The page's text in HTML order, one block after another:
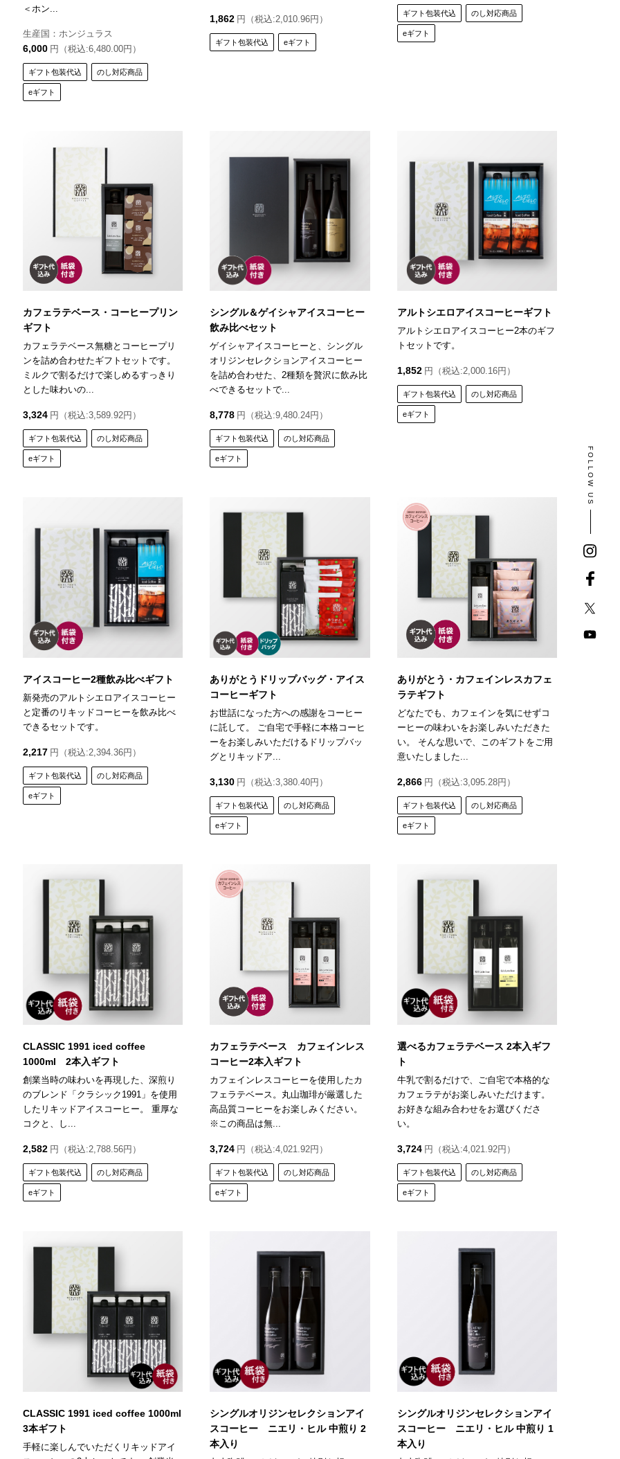
＜ホン...
生産国：ホンジュラス
6,000 円（税込:6,480.00円）
ギフト包装代込 のし対応商品
eギフト
1,862 円（税込:2,010.96円）
ギフト包装代込 eギフト
ギフト包装代込 のし対応商品
eギフト
カフェラテベース・コーヒープリン
ギフト
カフェラテベース無糖とコーヒープリ
ンを詰め合わせたギフトセットです。
ミルクで割るだけで楽しめるすっきり
とした味わいの...
3,324 円（税込:3,589.92円）
ギフト包装代込 のし対応商品
eギフト
シングル＆ゲイシャアイスコーヒー
飲み比べセット
ゲイシャアイスコーヒーと、シングル
オリジンセレクションアイスコーヒー
を詰め合わせた、2種類を贅沢に飲み比
べできるセットで...
8,778 円（税込:9,480.24円）
ギフト包装代込 のし対応商品
eギフト
アルトシエロアイスコーヒーギフト
アルトシエロアイスコーヒー2本のギフ
トセットです。
1,852 円（税込:2,000.16円）
ギフト包装代込 のし対応商品
eギフト
アイスコーヒー2種飲み比べギフト
新発売のアルトシエロアイスコーヒー
と定番のリキッドコーヒーを飲み比べ
できるセットです。
2,217 円（税込:2,394.36円）
ギフト包装代込 のし対応商品
eギフト
ありがとうドリップバッグ・アイス
コーヒーギフト
お世話になった方への感謝をコーヒー
に託して。 ご自宅で手軽に本格コーヒ
ーをお楽しみいただけるドリップバッ
グとリキッドア...
3,130 円（税込:3,380.40円）
ギフト包装代込 のし対応商品
eギフト
ありがとう・カフェインレスカフェ
ラテギフト
どなたでも、カフェインを気にせずコ
ーヒーの味わいをお楽しみいただきた
い。 そんな思いで、このギフトをご用
意いたしました...
2,866 円（税込:3,095.28円）
ギフト包装代込 のし対応商品
eギフト
CLASSIC 1991 iced coffee
1000ml 2本入ギフト
創業当時の味わいを再現した、深煎り
のブレンド「クラシック1991」を使用
したリキッドアイスコーヒー。 重厚な
コクと、し...
2,582 円（税込:2,788.56円）
ギフト包装代込 のし対応商品
eギフト
カフェラテベース カフェインレス
コーヒー2本入ギフト
カフェインレスコーヒーを使用したカ
フェラテベース。丸山珈琲が厳選した
高品質コーヒーをお楽しみください。
※この商品は無...
3,724 円（税込:4,021.92円）
ギフト包装代込 のし対応商品
eギフト
選べるカフェラテベース 2本入ギフ
ト
牛乳で割るだけで、ご自宅で本格的な
カフェラテがお楽しみいただけます。
お好きな組み合わせをお選びくださ
い。
3,724 円（税込:4,021.92円）
ギフト包装代込 のし対応商品
eギフト
CLASSIC 1991 iced coffee 1000ml
3本ギフト
手軽に楽しんでいただくリキッドアイ
シングルオリジンセレクションアイ
スコーヒー ニエリ・ヒル 中煎り 2
本入り
シングルオリジンセレクションアイ
スコーヒー ニエリ・ヒル 中煎り 1
本入り
FOLLOW US